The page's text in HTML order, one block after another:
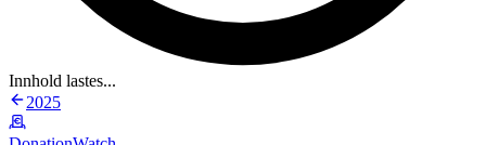
Innhold lastes...
2025